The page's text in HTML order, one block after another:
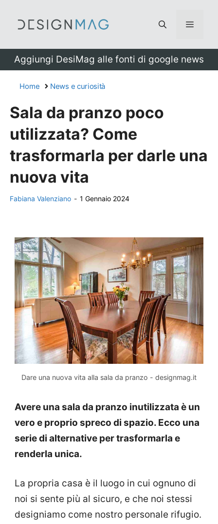
Menu
Aggiungi DesiMag alle fonti di google news
Home News e curiosità
Sala da pranzo poco
utilizzata? Come
trasformarla per darle una
nuova vita
Fabiana Valenziano - 1 Gennaio 2024
Dare una nuova vita alla sala da pranzo - designmag.it
Avere una sala da pranzo inutilizzata è un
vero e proprio spreco di spazio. Ecco una
serie di alternative per trasformarla e
renderla unica.
La propria casa è il luogo in cui ognuno di
noi si sente più al sicuro, e che noi stessi
designiamo come nostro personale rifugio.